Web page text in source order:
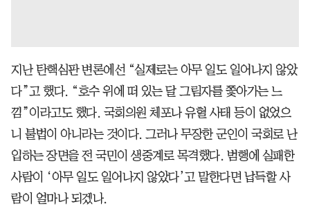
지난 탄핵심판 변론에선 “실제로는 아무 일도 일어나지 않았
다”고 했다. “호수 위에 떠 있는 달 그림자를 쫓아가는 느
낌”이라고도 했다. 국회의원 체포나 유혈 사태 등이 없었으
니 불법이 아니라는 것이다. 그러나 무장한 군인이 국회로 난
입하는 장면을 전 국민이 생중계로 목격했다. 범행에 실패한
사람이 ‘아무 일도 일어나지 않았다’고 말한다면 납득할 사
람이 얼마나 되겠나.